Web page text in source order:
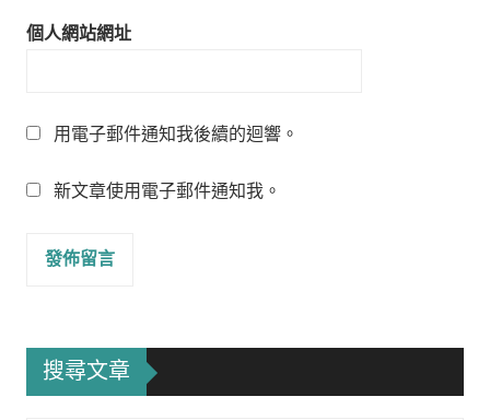
個人網站網址
用電子郵件通知我後續的迴響。
新文章使用電子郵件通知我。
搜尋文章